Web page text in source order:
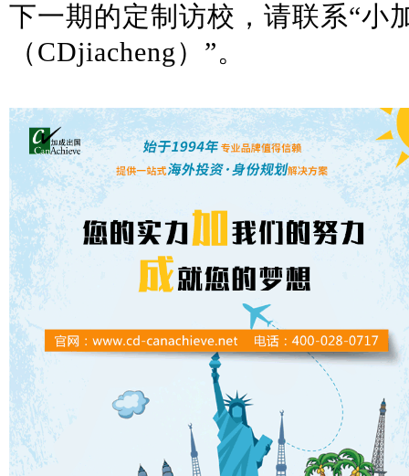
下一期的定制访校，请联系“小
（CDjiacheng）”。